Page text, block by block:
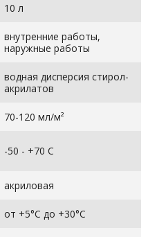
10 л
внутренние работы,
наружные работы
водная дисперсия стирол-
акрилатов
70-120 мл/м²
-50 - +70 C
акриловая
от +5°C до +30°C